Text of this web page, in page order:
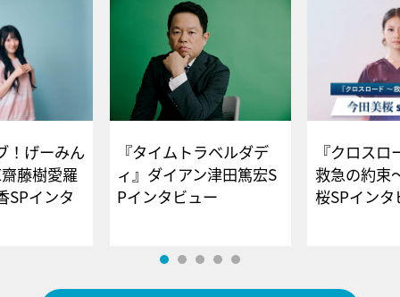
！げーみん
藤樹愛羅
SPインタ
『タイムトラベルダデ
ィ』ダイアン津田篤宏S
Pインタビュー
『クロス
救急の約束
桜SPイ